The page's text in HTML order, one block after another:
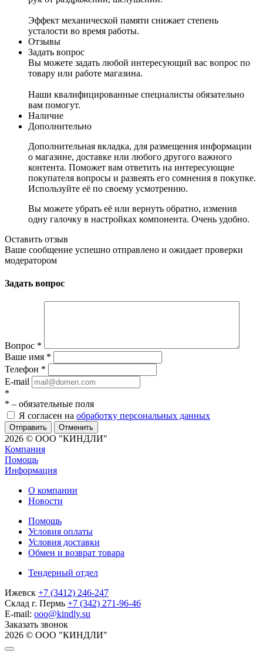
Эффект механической памяти снижает степень
усталости во время работы.
Отзывы
Задать вопрос
Вы можете задать любой интересующий вас вопрос по
товару или работе магазина.
Наши квалифицированные специалисты обязательно
вам помогут.
Наличие
Дополнительно
Дополнительная вкладка, для размещения информации
о магазине, доставке или любого другого важного
контента. Поможет вам ответить на интересующие
покупателя вопросы и развеять его сомнения в покупке.
Используйте её по своему усмотрению.
Вы можете убрать её или вернуть обратно, изменив
одну галочку в настройках компонента. Очень удобно.
Оставить отзыв
Ваше сообщение успешно отправлено и ожидает проверки
модератором
Задать вопрос
Вопрос *
Ваше имя *
Телефон *
E-mail
*
* – обязательные поля
Я согласен на обработку персональных данных
Отменить
2026 © ООО "КИНДЛИ"
Компания
Помощь
Информация
О компании
Новости
Помощь
Условия оплаты
Условия доставки
Обмен и возврат товара
Тендерный отдел
Ижевск +7 (3412) 246-247
Склад г. Пермь +7 (342) 271-96-46
E-mail: ooo@kindly.su
Заказать звонок
2026 © ООО "КИНДЛИ"